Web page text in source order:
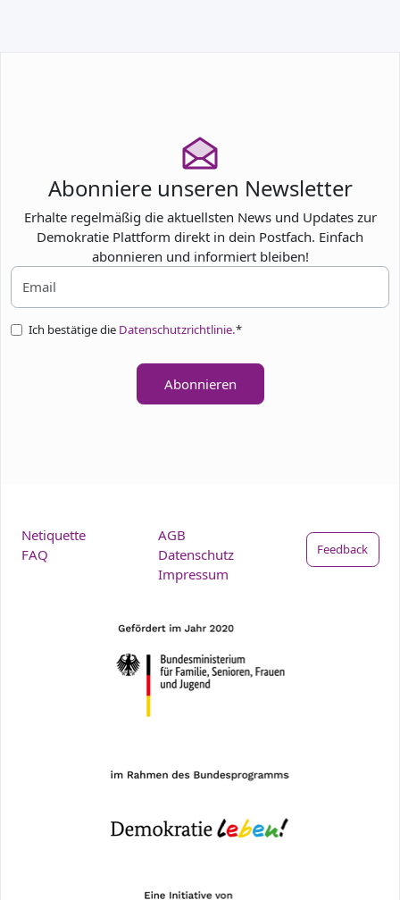
Abonniere unseren Newsletter
Erhalte regelmäßig die aktuellsten News und Updates zur
Demokratie Plattform direkt in dein Postfach. Einfach
abonnieren und informiert bleiben!
Ich bestätige die Datenschutzrichtlinie.*
Abonnieren
Netiquette
FAQ
AGB
Datenschutz
Impressum
Feedback